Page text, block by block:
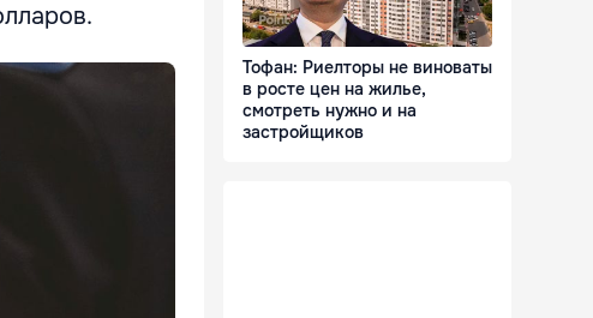
Тофан: Риелторы не виноваты
в росте цен на жилье,
смотреть нужно и на
застройщиков